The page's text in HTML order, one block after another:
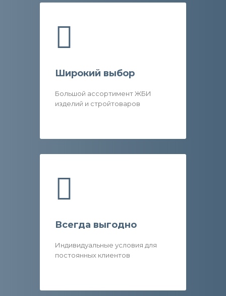
Широкий выбор
Большой ассортимент ЖБИ
изделий и стройтоваров
Всегда выгодно
Индивидуальные условия для
постоянных клиентов